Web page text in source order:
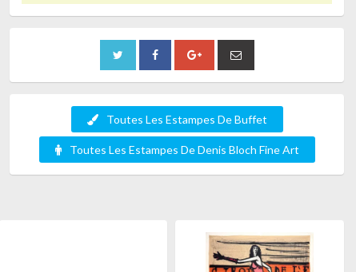
Toutes Les Estampes De Buffet
Toutes Les Estampes De Denis Bloch Fine Art